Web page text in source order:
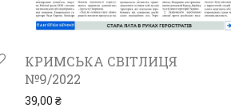
КРИМСЬКА СВІТЛИЦЯ
№9/2022
39,00 ₴